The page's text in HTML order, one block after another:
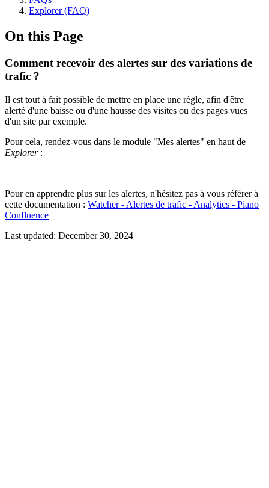
Explorer (FAQ)
On this Page
Comment recevoir des alertes sur des variations de
trafic ?
Il est tout à fait possible de mettre en place une règle, afin d'être
alerté d'une baisse ou d'une hausse des visites ou des pages vues
d'un site par exemple.
Pour cela, rendez-vous dans le module "Mes alertes" en haut de
Explorer:
Pour en apprendre plus sur les alertes, n'hésitez pas à vous référer à
cette documentation : Watcher - Alertes de trafic - Analytics - Piano
Confluence
Last updated: December 30, 2024